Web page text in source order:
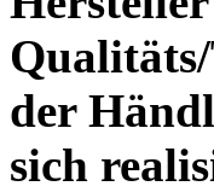
der
sich